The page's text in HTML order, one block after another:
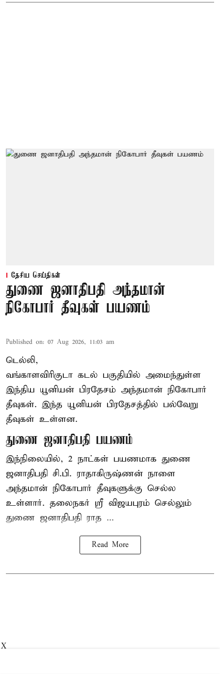
தேசிய செய்திகள்
துணை ஜனாதிபதி அந்தமான்
நிகோபார் தீவுகள் பயணம்
Published on: 07 Aug 2026, 11:03 am
டெல்லி,
வங்காளவிரிகுடா கடல் பகுதியில் அமைந்துள்ள
இந்திய யூனியன் பிரதேசம் அந்தமான் நிகோபார்
தீவுகள். இந்த யூனியன் பிரதேசத்தில் பல்வேறு
தீவுகள் உள்ளன.
துணை ஜனாதிபதி பயணம்
இந்நிலையில், 2 நாட்கள் பயணமாக துணை
ஜனாதிபதி சி.பி. ராதாகிருஷ்ணன் நாளை
அந்தமான் நிகோபார் தீவுகளுக்கு செல்ல
உள்ளார். தலைநகர் ஸ்ரீ விஜயபுரம் செல்லும்
துணை ஜனாதிபதி ராத ...
Read More
X